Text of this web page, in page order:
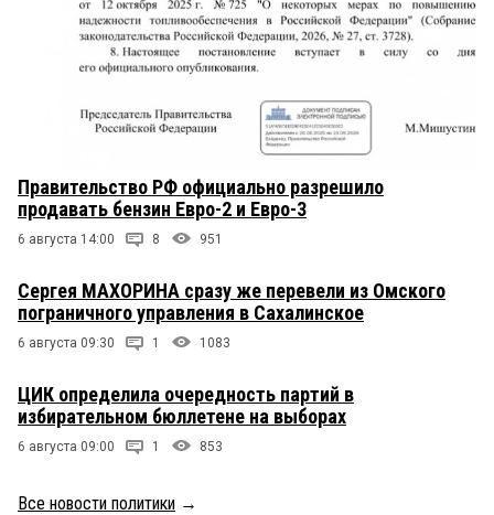
Правительство РФ официально разрешило
продавать бензин Евро-2 и Евро-3
6 августа 14:00 8 951
Сергея МАХОРИНА сразу же перевели из Омского
пограничного управления в Сахалинское
6 августа 09:30 1 1083
ЦИК определила очередность партий в
избирательном бюллетене на выборах
6 августа 09:00 1 853
Все новости политики →